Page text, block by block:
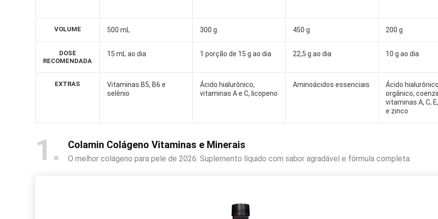
VOLUME
DOSE
RECOMENDADA
EXTRAS
500 mL
15 mL ao dia
Vitaminas B5, B6 e
selênio
300 g
1 porção de 15 g ao dia
Ácido hialurônico,
vitaminas A e C, licopeno
450 g
22,5 g ao dia
Aminoácidos essenciais
200 g
10 g ao dia
Ácido
orgânico,
vitaminas A, C,
e zinco
1 Colamin Colágeno Vitaminas e Minerais
O melhor colágeno para pele de 2026: Suplemento líquido com sabor agradável e fórmula completa.